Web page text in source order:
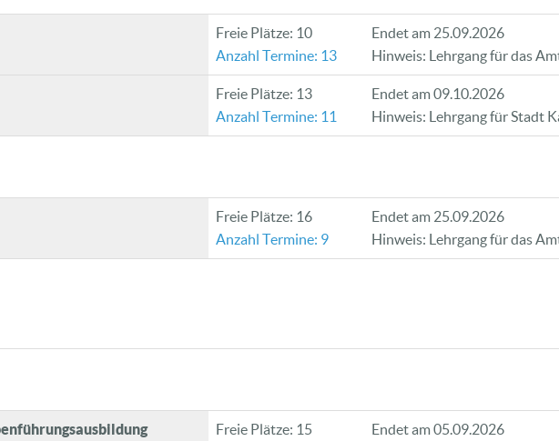
Freie Plätze: 10
Anzahl Termine: 13
Endet am 25.09.2026
Hinweis: Lehrgang für das
Freie Plätze: 13
Anzahl Termine: 11
Endet am 09.10.2026
Hinweis: Lehrgang für Stadt
Freie Plätze: 16
Anzahl Termine: 9
Endet am 25.09.2026
Hinweis: Lehrgang für das
Freie Plätze: 15
Endet am 05.09.2026